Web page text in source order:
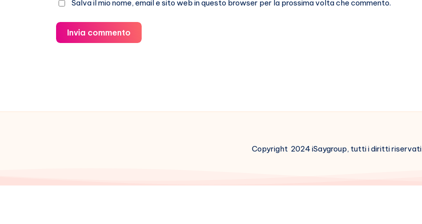
Salva il mio nome, email e sito web in questo browser per la prossima volta che commento.
Invia commento
Copyright 2024 iSaygroup, tutti i diritti riservati